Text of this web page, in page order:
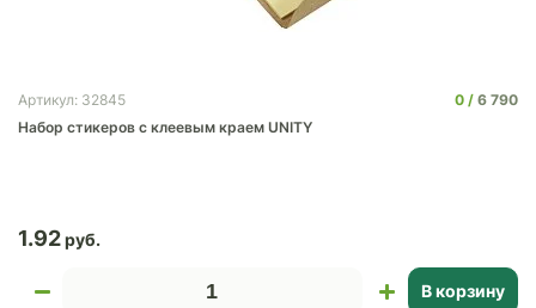
Артикул: 32845 0
6 790
Набор стикеров с клеевым краем UNITY
1.92
В корзину